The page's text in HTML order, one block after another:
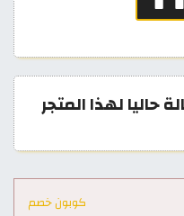
لهذا المتجر
كوبون خصم